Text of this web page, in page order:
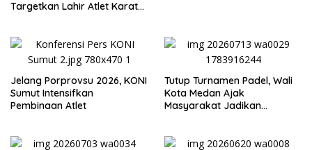
Targetkan Lahir Atlet Karate
Jelang Porprovsu 2026, KONI
Sumut Intensifkan
Pembinaan Atlet
Tutup Turnamen Padel, Wali
Kota Medan Ajak
Masyarakat Jadikan
Medan